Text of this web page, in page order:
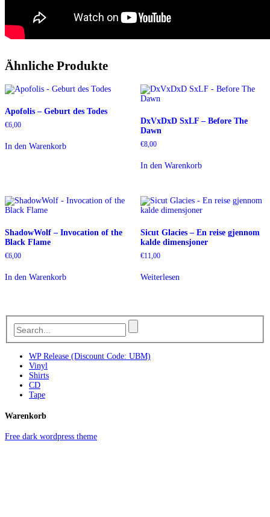
Ähnliche Produkte
Apofolis – Geburt des Todes
€6,00
In den Warenkorb
DxVxDxD SxLF – Before The
Dawn
€8,00
In den Warenkorb
ShadowWolf – Invocation of the
Black Flame
€6,00
In den Warenkorb
Sicut Glacies – En reise gjennom
kalde dimensjoner
€11,00
Weiterlesen
WP Release (Discount Code: UBM)
Vinyl
Shirts
CD
Tape
Warenkorb
Free dark wordpress theme